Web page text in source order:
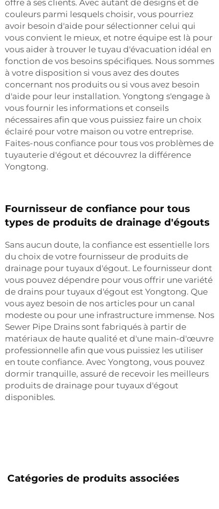
offre à ses clients. Avec autant de designs et de
couleurs parmi lesquels choisir, vous pourriez
avoir besoin d'aide pour sélectionner celui qui
vous convient le mieux, et notre équipe est là pour
vous aider à trouver le tuyau d'évacuation idéal en
fonction de vos besoins spécifiques. Nous sommes
à votre disposition si vous avez des doutes
concernant nos produits ou si vous avez besoin
d'aide pour leur installation. Yongtong s'engage à
vous fournir les informations et conseils
nécessaires afin que vous puissiez faire un choix
éclairé pour votre maison ou votre entreprise.
Faites-nous confiance pour tous vos problèmes de
tuyauterie d'égout et découvrez la différence
Yongtong.
Fournisseur de confiance pour tous
types de produits de drainage d'égouts
Sans aucun doute, la confiance est essentielle lors
du choix de votre fournisseur de produits de
drainage pour tuyaux d'égout. Le fournisseur dont
vous pouvez dépendre pour vous offrir une variété
de drains pour tuyaux d'égout est Yongtong. Que
vous ayez besoin de nos articles pour un canal
modeste ou pour une infrastructure immense. Nos
Sewer Pipe Drains sont fabriqués à partir de
matériaux de haute qualité et d'une main-d'œuvre
professionnelle afin que vous puissiez les utiliser
en toute confiance. Avec Yongtong, vous pouvez
dormir tranquille, assuré de recevoir les meilleurs
produits de drainage pour tuyaux d'égout
disponibles.
Catégories de produits associées